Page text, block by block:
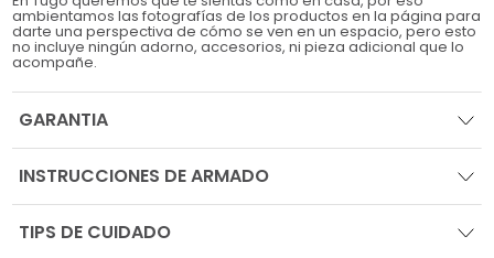
ambientamos las fotografías de los productos en la página para
darte una perspectiva de cómo se ven en un espacio, pero esto
no incluye ningún adorno, accesorios, ni pieza adicional que lo
acompañe.
GARANTIA
INSTRUCCIONES DE ARMADO
TIPS DE CUIDADO